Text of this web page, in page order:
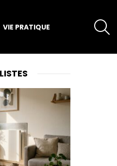
VIE PRATIQUE